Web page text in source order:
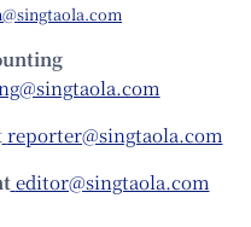
reporter@singtaola.com
editor@singtaola.com